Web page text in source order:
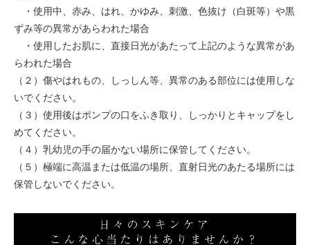
・使用中、赤み、はれ、かゆみ、刺激、色抜け（白斑等）や黒
ずみ等の異常があらわれた場合
・使用したお肌に、直接日光があたって上記のような異常があ
らわれた場合
（２）傷やはれもの、しっしん等、異常のある部位には使用しな
いでください。
（３）使用後はポンプの口をふき取り、しっかりとキャップをし
めてください。
（４）乳幼児の手の届かない場所に保管してください。
（５）極端に高温または低温の場所、直射日光のあたる場所には
保管しないでください。